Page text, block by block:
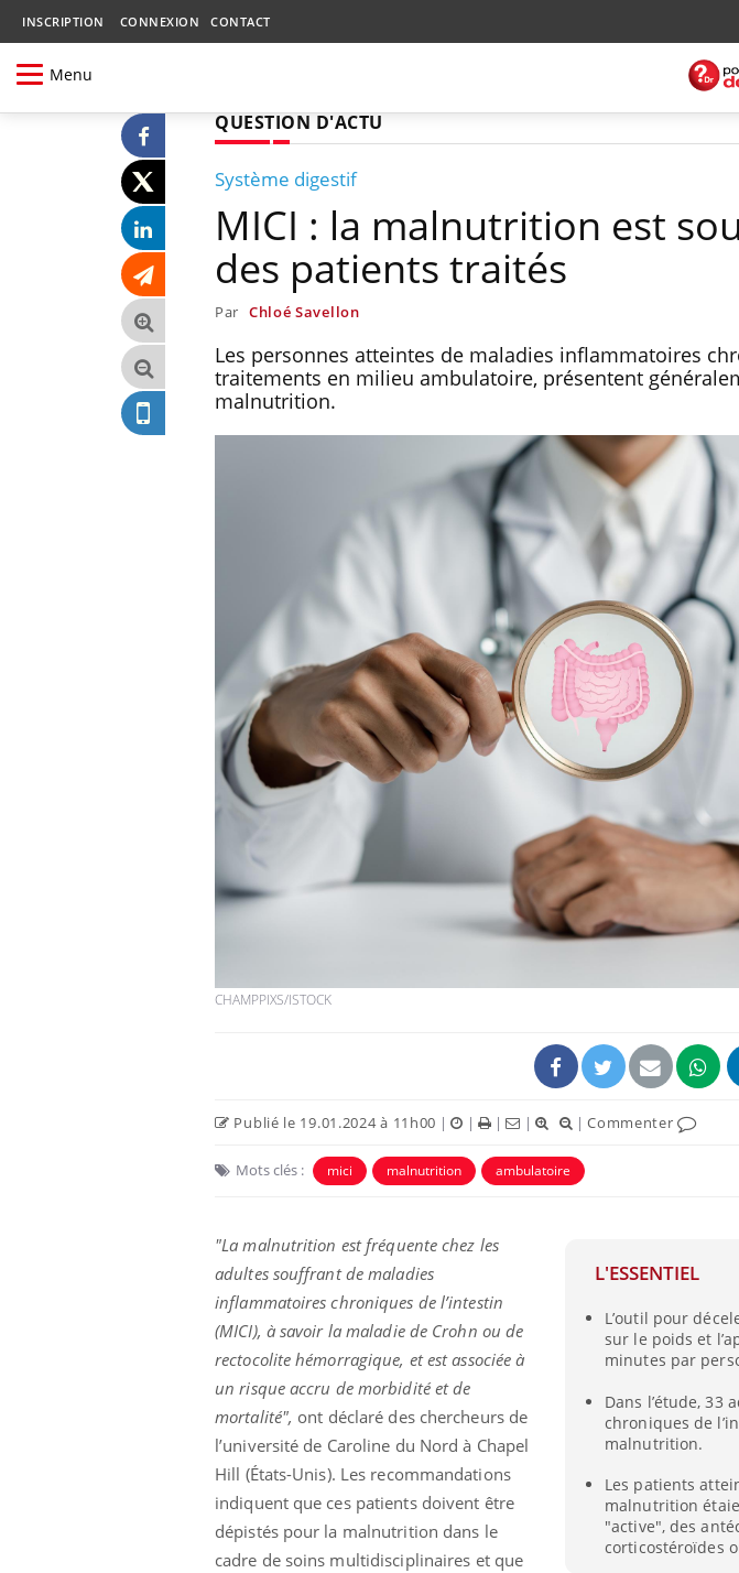
INSCRIPTION CONNEXION CONTACT
Menu
QUESTION D'ACTU
Système digestif
MICI : la malnutrition est
des patients traités
Par Chloé Savellon
Les personnes atteintes de maladies inflammatoires
traitements en milieu ambulatoire, présentent
malnutrition.
CHAMPPIXS/ISTOCK
Publié le 19.01.2024 à 11h00 | | | | |Commenter
Mots clés : mici malnutrition ambulatoire
L'ESSENTIEL
L’outil pour
sur le poids et
minutes par
Dans l’étude, 33
chroniques de
malnutrition.
Les patients
malnutrition
"active", des
corticostéroïdes
"La malnutrition est fréquente chez les
adultes souffrant de maladies
inflammatoires chroniques de l’intestin
(MICI), à savoir la maladie de Crohn ou de
rectocolite hémorragique, et est associée à
un risque accru de morbidité et de
mortalité", ont déclaré des chercheurs de
l’université de Caroline du Nord à Chapel
Hill (États-Unis). Les recommandations
indiquent que ces patients doivent être
dépistés pour la malnutrition dans le
cadre de soins multidisciplinaires et que
Cancer colorectal : une
stratégie simple aurait
changé la donne au Pays
basque
Chikungunya, dengue,
West Nile : que se passe-
t-il dans le sud de la
France ?
Les médicaments GLP-1
protègent-ils aussi les os
?
change dans la
charge des femmes
enceintes
La sieste
de dormir la nuit ?
VIH : la fin du
tous les jours se
elle enfin ?